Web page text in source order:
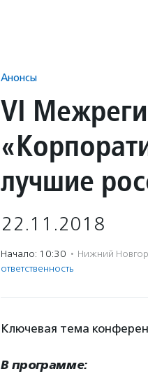
Анонсы
VI
лучшие
22.11.2018
Начало: 10:30 · Нижний
ответственность
Ключевая тема
В программе: